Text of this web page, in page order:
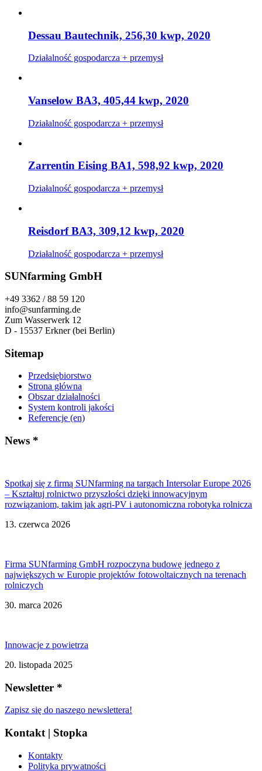
Dessau Bautechnik, 256,30 kwp, 2020
Działalność gospodarcza + przemysł
Vanselow BA3, 405,44 kwp, 2020
Działalność gospodarcza + przemysł
Zarrentin Eising BA1, 598,92 kwp, 2020
Działalność gospodarcza + przemysł
Reisdorf BA3, 309,12 kwp, 2020
Działalność gospodarcza + przemysł
SUNfarming GmbH
+49 3362 / 88 59 120
info@sunfarming.de
Zum Wasserwerk 12
D - 15537 Erkner (bei Berlin)
Sitemap
Przedsiębiorstwo
Strona główna
Obszar działalności
System kontroli jakości
Referencje (en)
News *
Spotkaj się z firmą SUNfarming na targach Intersolar Europe 2026
– Kształtuj rolnictwo przyszłości dzięki innowacyjnym
rozwiązaniom, takim jak agri-PV i autonomiczna robotyka rolnicza
13. czerwca 2026
Firma SUNfarming GmbH rozpoczyna budowę jednego z
największych w Europie projektów fotowoltaicznych na terenach
rolniczych
30. marca 2026
Innowacje z powietrza
20. listopada 2025
Newsletter *
Zapisz się do naszego newslettera!
Kontakt | Stopka
Kontakty
Polityka prywatności